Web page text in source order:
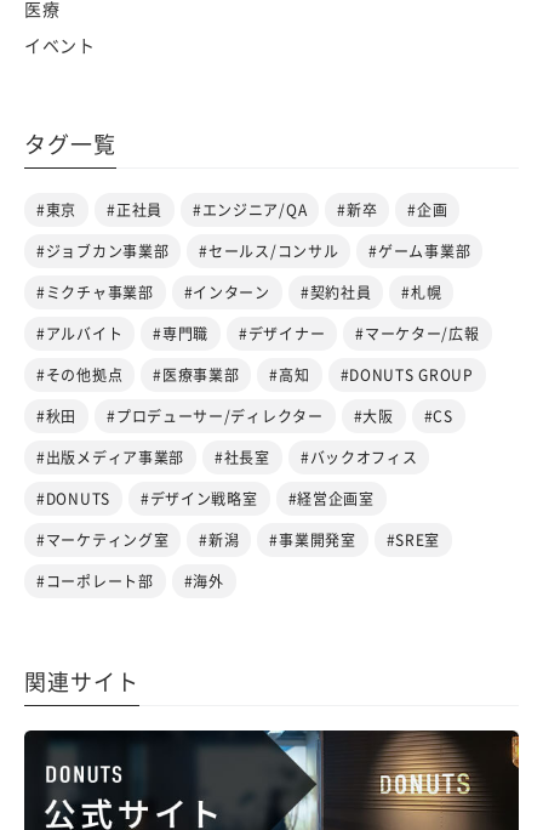
医療
イベント
タグ一覧
#東京 #正社員 #エンジニア/QA #新卒 #企画
#ジョブカン事業部 #セールス/コンサル #ゲーム事業部
#ミクチャ事業部 #インターン #契約社員 #札幌
#アルバイト #専門職 #デザイナー #マーケター/広報
#その他拠点 #医療事業部 #高知 #DONUTS GROUP
#秋田 #プロデューサー/ディレクター #大阪 #CS
#出版メディア事業部 #社長室 #バックオフィス
#DONUTS #デザイン戦略室 #経営企画室
#マーケティング室 #新潟 #事業開発室 #SRE室
#コーポレート部 #海外
関連サイト